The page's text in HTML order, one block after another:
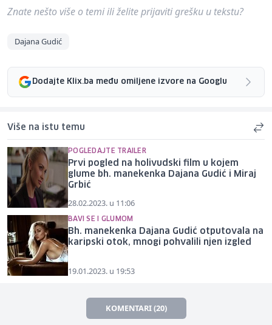
Znate nešto više o temi ili želite prijaviti grešku u tekstu?
Dajana Gudić
Dodajte Klix.ba među omiljene izvore na Googlu
Više na istu temu
POGLEDAJTE TRAILER
Prvi pogled na holivudski film u kojem
glume bh. manekenka Dajana Gudić i Miraj
Grbić
28.02.2023. u 11:06
BAVI SE I GLUMOM
Bh. manekenka Dajana Gudić otputovala na
karipski otok, mnogi pohvalili njen izgled
19.01.2023. u 19:53
KOMENTARI (20)